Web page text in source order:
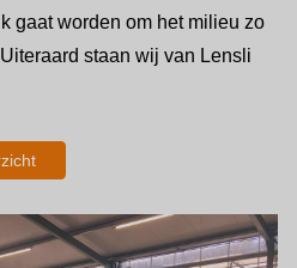
gaat worden om het milieu zo
staan wij van Lensli